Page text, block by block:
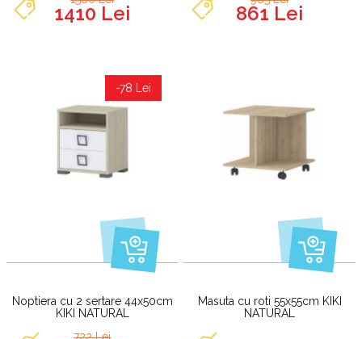
1410 Lei 861 Lei
-78 Lei
Noptiera cu 2 sertare 44x50cm
KIKI NATURAL
722 Lei
Masuta cu roti 55x55cm KIKI
NATURAL